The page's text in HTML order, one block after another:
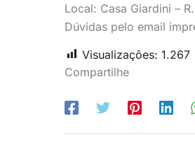
Local: Casa Giardini –
Dúvidas pelo email
Visualizações: 1.267
Compartilhe